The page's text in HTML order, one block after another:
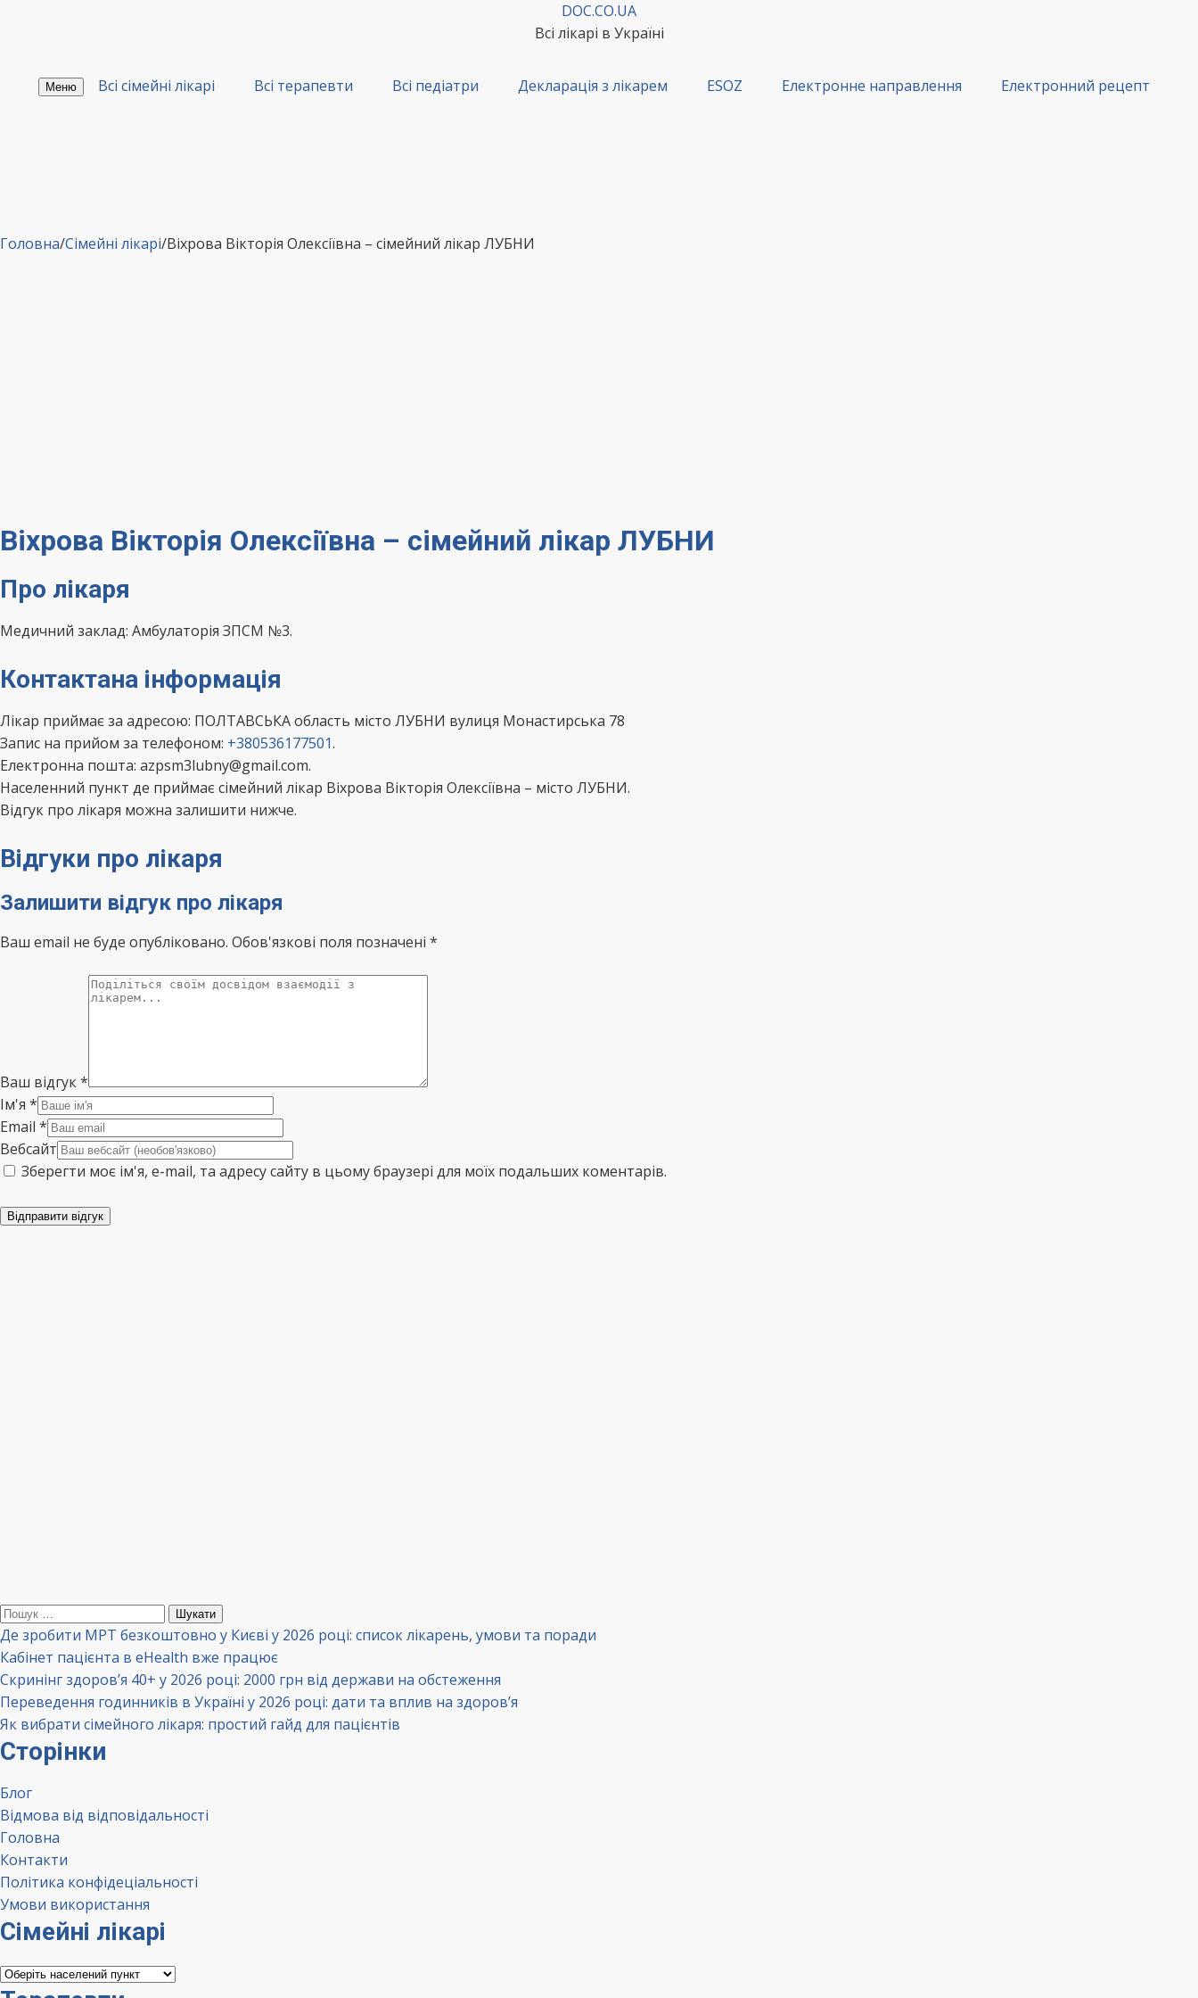
DOC.CO.UA
Всі лікарі в Україні
Меню Всі сімейні лікарі Всі терапевти Всі педіатри Декларація з лікарем ESOZ Електронне направлення Електронний рецепт
Головна/Сімейні лікарі/Віхрова Вікторія Олексіївна – сімейний лікар ЛУБНИ
Віхрова Вікторія Олексіївна – сімейний лікар ЛУБНИ
Про лікаря
Медичний заклад: Амбулаторія ЗПСМ №3.
Контактана інформація
Лікар приймає за адресою: ПОЛТАВСЬКА область місто ЛУБНИ вулиця Монастирська 78
Запис на прийом за телефоном: +380536177501.
Електронна пошта: azpsm3lubny@gmail.com.
Населенний пункт де приймає сімейний лікар Віхрова Вікторія Олексіївна – місто ЛУБНИ.
Відгук про лікаря можна залишити нижче.
Відгуки про лікаря
Залишити відгук про лікаря
Ваш email не буде опубліковано. Обов'язкові поля позначені *
Ваш відгук*
Ім'я *
Email *
Вебсайт
Зберегти моє ім'я, e-mail, та адресу сайту в цьому браузері для моїх подальших коментарів.
Відправити відгук
Пошук:
Де зробити МРТ безкоштовно у Києві у 2026 році: список лікарень, умови та поради
Кабінет пацієнта в eHealth вже працює
Скринінг здоров’я 40+ у 2026 році: 2000 грн від держави на обстеження
Переведення годинників в Україні у 2026 році: дати та вплив на здоров’я
Як вибрати сімейного лікаря: простий гайд для пацієнтів
Сторінки
Блог
Відмова від відповідальності
Головна
Контакти
Політика конфідеціальності
Умови використання
Сімейні лікарі
Сімейні